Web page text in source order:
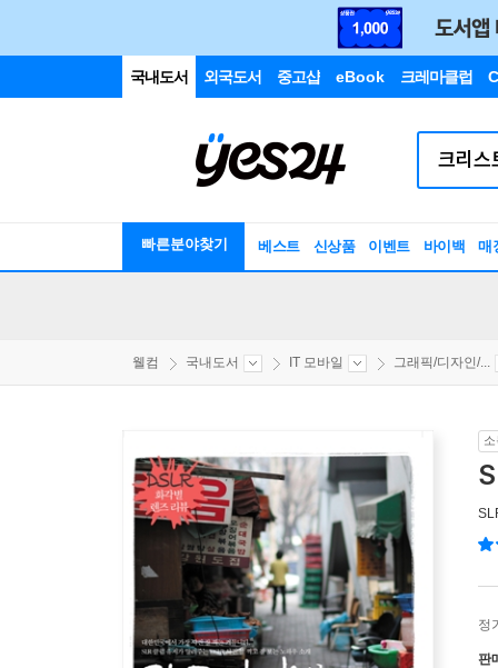
국내도서 외국도서 중고샵 eBook 크레마클럽
빠른분야찾기 베스트 신상품 이벤트 바이백 매
웰컴 국내도서 IT 모바일 그래픽/디자인/...
정
판